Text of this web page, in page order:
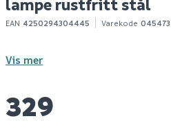
lampe rustfritt stål
EAN 4250294304445 Varekode 045473
Vis mer
329